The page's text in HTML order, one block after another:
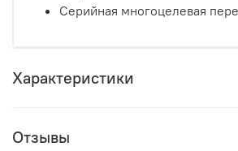
Серийная многоцелевая
Характеристики
Отзывы